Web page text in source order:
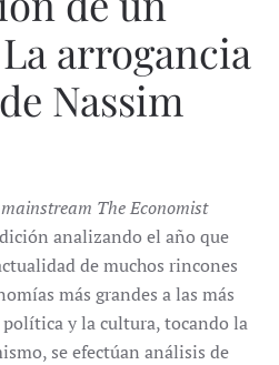
arrogancia
Nassim
mainstream The Economist
analizando el año que
de muchos rincones
más grandes a las más
y la cultura, tocando la
se efectúan análisis de